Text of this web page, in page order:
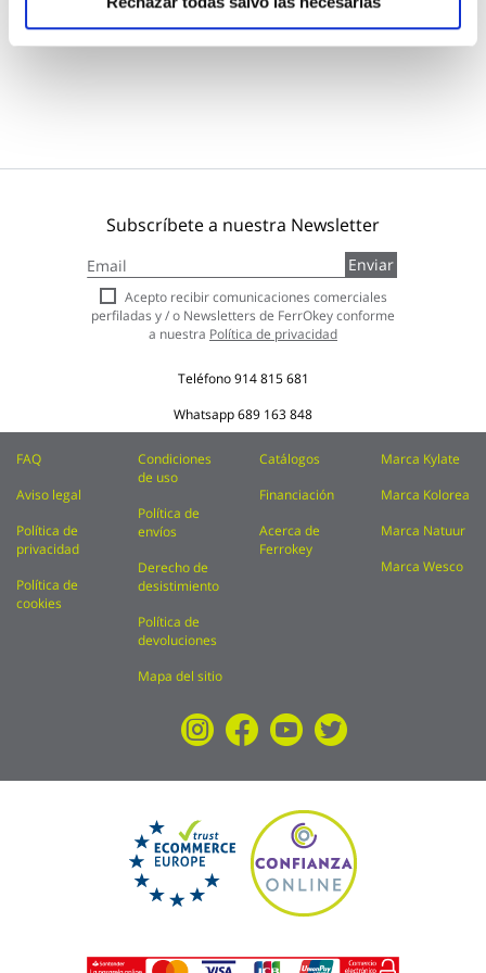
Subscríbete a nuestra Newsletter
a
nuestro
boletín
de
Enviar
Acepto recibir comunicaciones comerciales
perfiladas y / o Newsletters de FerrOkey conforme
a nuestra Política de privacidad
Teléfono914 815 681
Whatsapp689 163 848
FAQ
Aviso legal
Política de
privacidad
Política de
cookies
Condiciones
de uso
Política de
envíos
Derecho de
desistimiento
Política de
devoluciones
Mapa del sitio
Catálogos
Financiación
Acerca de
Ferrokey
Marca Kylate
Marca Kolorea
Marca Natuur
Marca Wesco